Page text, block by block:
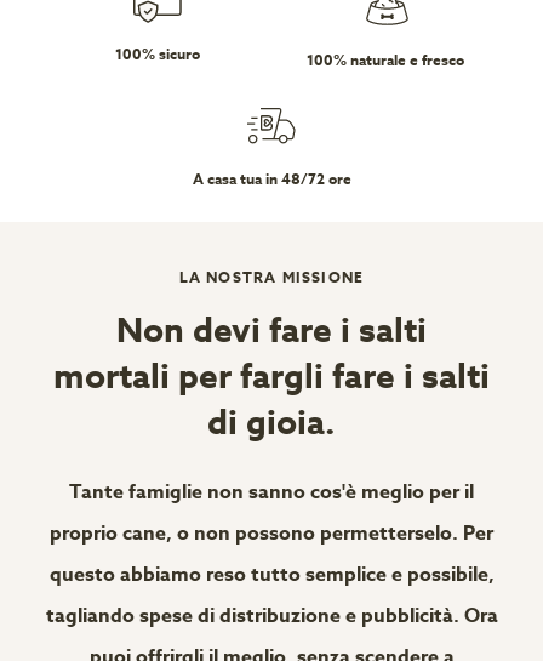
100% sicuro 100% naturale e fresco
A casa tua in 48/72 ore
LA NOSTRA MISSIONE
Non devi fare i salti
mortali per fargli fare i salti
di gioia.
Tante famiglie non sanno cos'è meglio per il
proprio cane, o non possono permetterselo. Per
questo abbiamo reso tutto semplice e possibile,
tagliando spese di distribuzione e pubblicità. Ora